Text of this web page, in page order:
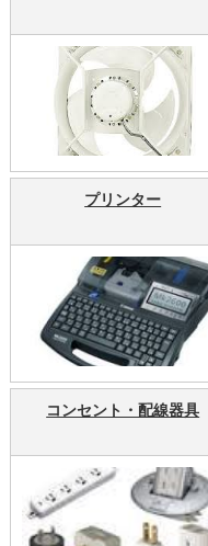
プリンター
コンセント・配線器具